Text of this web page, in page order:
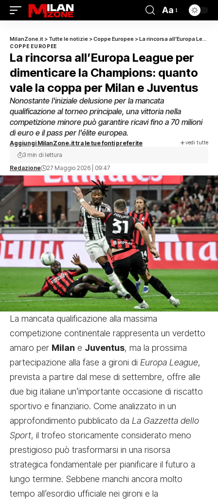
Aa
MilanZone.it > Tutte le notizie >Coppe Europee >La rincorsa all’Europa League per dimenticare la Champions: quanto vale la coppa per Milan e Juventus
COPPE EUROPEE
La rincorsa all’Europa League per
dimenticare la Champions: quanto
vale la coppa per Milan e Juventus
Nonostante l'iniziale delusione per la mancata
qualificazione al torneo principale, una vittoria nella
competizione minore può garantire ricavi fino a 70 milioni
di euro e il pass per l'élite europea.
Aggiungi MilanZone.it tra le tue fonti preferite vedi tutte
Redazione 27 Maggio 2026 | 09:47
3 min di lettura
La mancata qualificazione alla massima
competizione continentale rappresenta un verdetto
amaro per Milan e Juventus, ma la prossima
partecipazione alla fase a gironi di Europa League,
prevista a partire dal mese di settembre, offre alle
due big italiane un’importante occasione di riscatto
sportivo e finanziario. Come analizzato in un
approfondimento pubblicato da La Gazzetta dello
Sport, il trofeo storicamente considerato meno
prestigioso può trasformarsi in una risorsa
strategica fondamentale per pianificare il futuro a
lungo termine. Sebbene manchi ancora molto
tempo all’esordio ufficiale nei gironi e la